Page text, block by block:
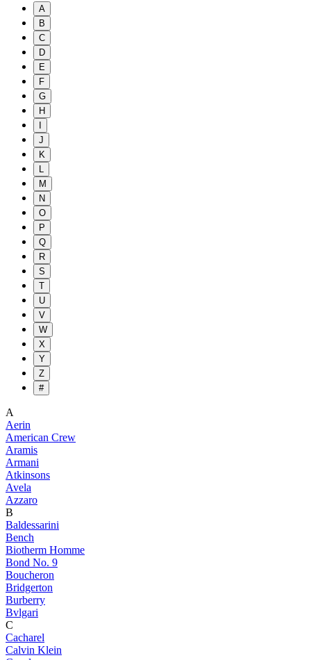
A
B
C
D
E
F
G
H
J
K
L
M
N
O
P
Q
R
S
T
U
V
W
X
Y
Z
#
A
Aerin
American Crew
Aramis
Armani
Atkinsons
Avela
Azzaro
B
Baldessarini
Bench
Biotherm Homme
Bond No. 9
Boucheron
Bridgerton
Burberry
Bvlgari
C
Cacharel
Calvin Klein